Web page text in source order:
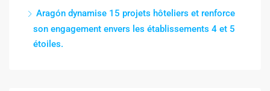
Aragón dynamise 15 projets hôteliers et renforce
son engagement envers les établissements 4 et 5
étoiles.